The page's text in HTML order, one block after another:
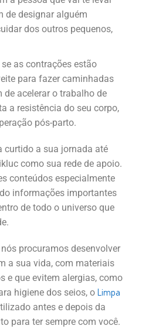
de designar alguém
dos outros pequenos,
se as contrações estão
para fazer caminhadas
de acelerar o trabalho de
a resistência do seu corpo,
pós-parto.
curtido a sua jornada até
como sua rede de apoio.
conteúdos especialmente
informações importantes
de todo o universo que
procuramos desenvolver
a sua vida, com materiais
e que evitem alergias, como
higiene dos seios, o Limpa
antes e depois da
para ter sempre com você.